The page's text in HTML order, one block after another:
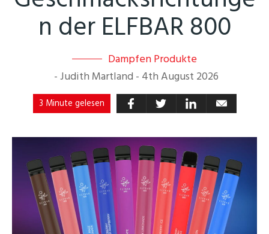
n der ELFBAR 800
Dampfen Produkte
- Judith Martland - 4th August 2026
3 Minute gelesen